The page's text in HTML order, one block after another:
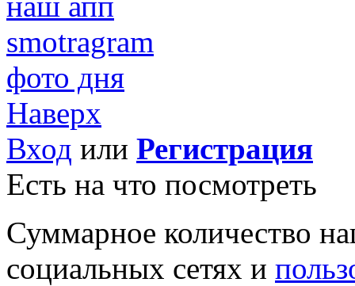
smotragram
фото дня
Наверх
Вход или Регистрация
Есть на что посмотреть
Суммарное количество
социальных сетях и